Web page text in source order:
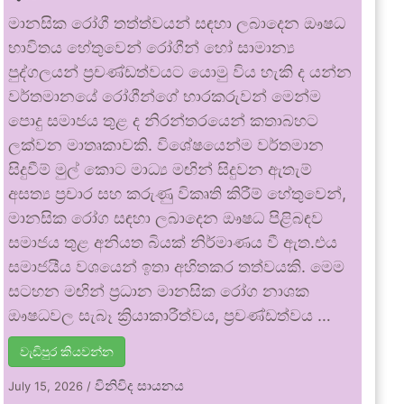
මානසික රෝගී තත්ත්වයන් සඳහා ලබාදෙන ඖෂධ
භාවිතය හේතුවෙන් රෝගීන් හෝ සාමාන්‍ය
පුද්ගලයන් ප්‍රචණ්ඩත්වයට යොමු විය හැකි ද යන්න
වර්තමානයේ රෝගීන්ගේ භාරකරුවන් මෙන්ම
පොදු සමාජය තුළ ද නිරන්තරයෙන් කතාබහට
ලක්වන මාතෘකාවකි. විශේෂයෙන්ම වර්තමාන
සිදුවීම් මුල් කොට මාධ්‍ය මඟින් සිදුවන ඇතැම්
අසත්‍ය ප්‍රචාර සහ කරුණු විකෘති කිරීම් හේතුවෙන්,
මානසික රෝග සඳහා ලබාදෙන ඖෂධ පිළිබඳව
සමාජය තුළ අනියත බියක් නිර්මාණය වී ඇත.එය
සමාජයීය වශයෙන් ඉතා අහිතකර තත්වයකි. මෙම
සටහන මඟින් ප්‍රධාන මානසික රෝග නාශක
ඖෂධවල සැබෑ ක්‍රියාකාරීත්වය, ප්‍රචණ්ඩත්වය …
වැඩිපුර කියවන්න
July 15, 2026 /විනිවිද සායනය